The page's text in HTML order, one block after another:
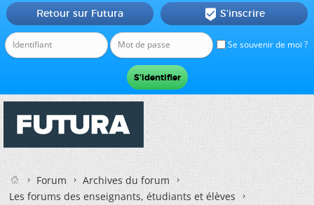
Se souvenir de moi ?
Retour sur Futura  S'inscrire
Forum
Archives du forum
Les forums des enseignants, étudiants et élèves